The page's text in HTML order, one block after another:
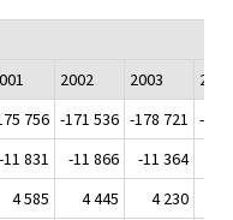
2002 2003
2004
756 -171 536 -178 721 -
-11 831 -11 866 -11 364
4 585 4 445 4 230